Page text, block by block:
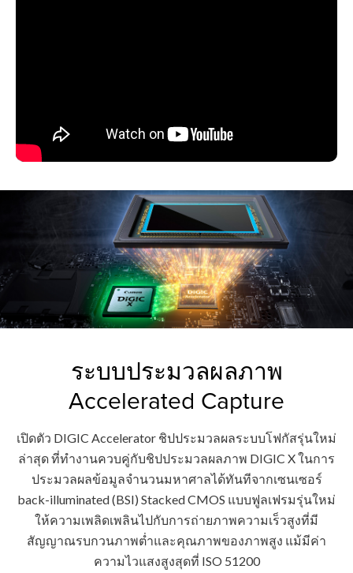
ระบบประมวลผลภาพ
Accelerated Capture
เปิดตัว DIGIC Accelerator ชิปประมวลผลระบบโฟกัสรุ่นใหม่
ล่าสุด ที่ทำงานควบคู่กับชิปประมวลผลภาพ DIGIC X ในการ
ประมวลผลข้อมูลจำนวนมหาศาลได้ทันทีจากเซนเซอร์
back-illuminated (BSI) Stacked CMOS แบบฟูลเฟรมรุ่นใหม่
ให้ความเพลิดเพลินไปกับการถ่ายภาพความเร็วสูงที่มี
สัญญาณรบกวนภาพต่ำและคุณภาพของภาพสูง แม้มีค่า
ความไวแสงสูงสุดที่ ISO 51200